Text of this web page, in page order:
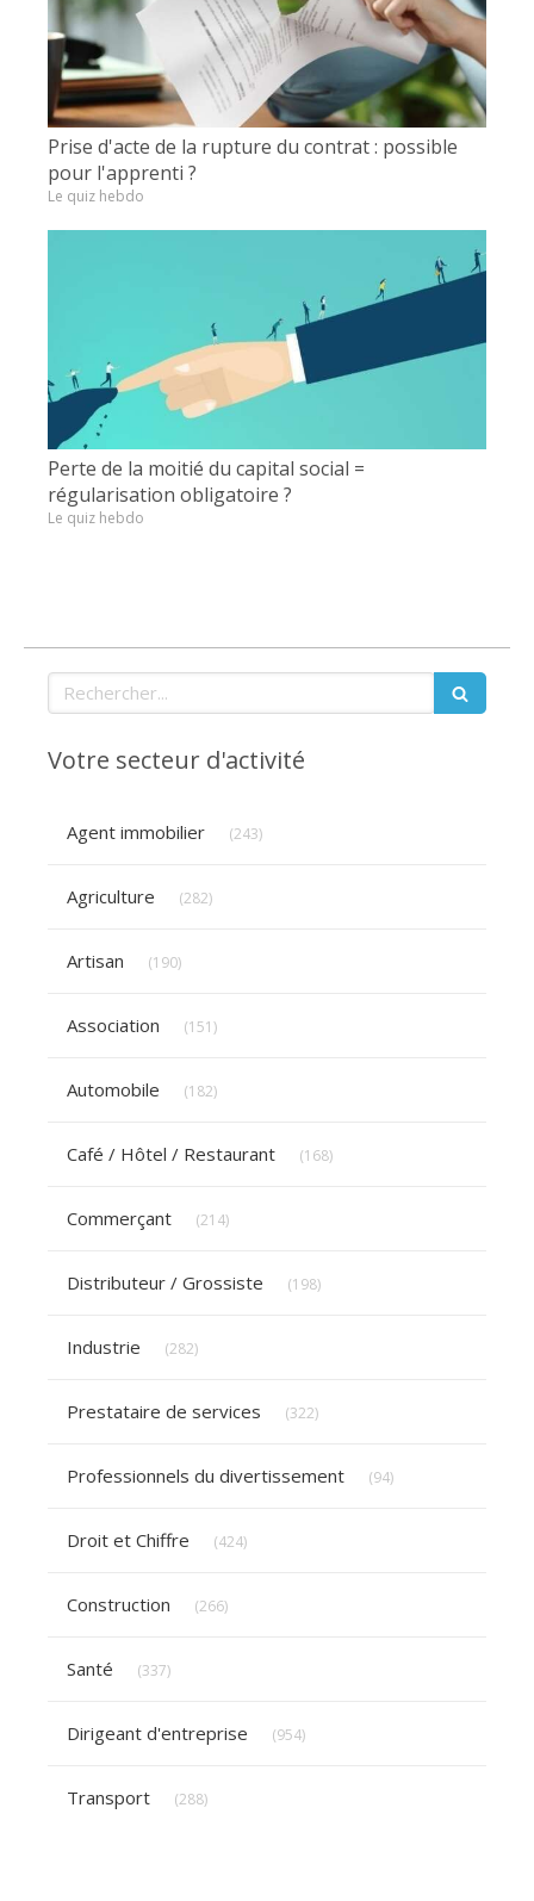
Prise d'acte de la rupture du contrat : possible
pour l'apprenti ?
Le quiz hebdo
Perte de la moitié du capital social =
régularisation obligatoire ?
Le quiz hebdo
Rechercher
Votre secteur d'activité
Agent immobilier (243)
Agriculture (282)
Artisan (190)
Association (151)
Automobile (182)
Café / Hôtel / Restaurant (168)
Commerçant (214)
Distributeur / Grossiste (198)
Industrie (282)
Prestataire de services (322)
Professionnels du divertissement (94)
Droit et Chiffre (424)
Construction (266)
Santé (337)
Dirigeant d'entreprise (954)
Transport (288)